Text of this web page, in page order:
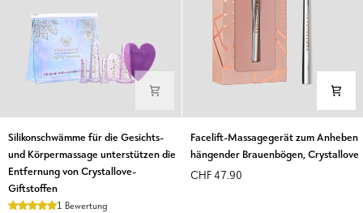
Silikonschwämme
die
Gesichts-
und
Silikonschwämme für die Gesichts-
und Körpermassage unterstützen die
Entfernung von Crystallove-
Giftstoffen
1 Bewertung
Facelift-
Massagegerät
Anheben
Facelift-Massagegerät zum Anheben
hängender Brauenbögen, Crystallove
CHF 47.90